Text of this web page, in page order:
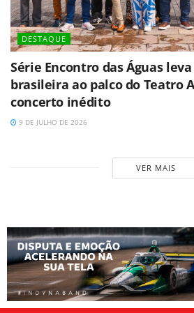
DESTAQUE
Série Encontro das Águas
brasileira ao palco do Teatro
concerto inédito
9 DE JULHO DE 2026
VER MAIS